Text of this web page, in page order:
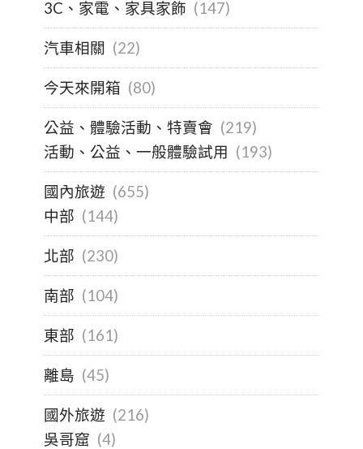
3C、家電、家具家飾 (147)
汽車相關 (22)
今天來開箱 (80)
公益、體驗活動、特賣會 (219)
活動、公益、一般體驗試用 (193)
國內旅遊 (655)
中部 (144)
北部 (230)
南部 (104)
東部 (161)
離島 (45)
國外旅遊 (216)
吳哥窟 (4)